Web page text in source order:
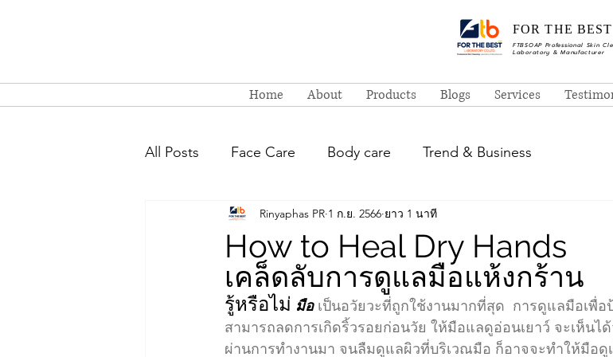
FOR THE
FTBSOAP Professional Skin
Laboratory & Manufacturer
Home About Products Blogs Services
All Posts Face Care Body care Trend & Business
How to Heal Dry Hands
Rinyaphas PR 1 ก.ย. 2566 ยาว 1 นาที
เคล็ดลับการดูแลมือแห้งกร้าน
รู้หรือไม่ มือ เป็นอวัยวะที่ถูกใช้งานมากที่สุด  การดูแลมือเพื่อ
สามารถลดการเกิดริ้วรอยก่อนวัย ให้มือแลดูอ่อนเยาว์ จะเห็น
ผ่านการทำงานมา จนลืมดูแลผิวที่บริเวณมือ ก็อาจจะทำให้มือ